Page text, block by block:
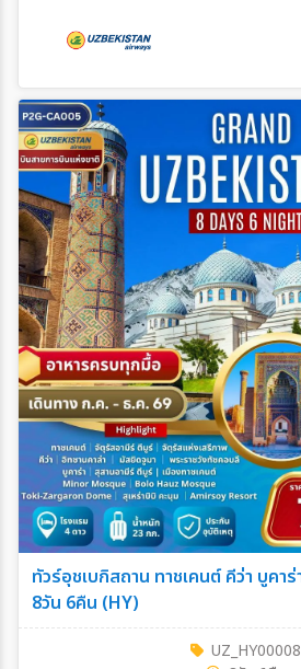
ทัวร์อุชเบกิสถาน ทาชเคนต์ คีว่า บูคาร่า ซามาร์คานด์ ชิมกัน
8วัน 6คืน (HY)
UZ_HY00008